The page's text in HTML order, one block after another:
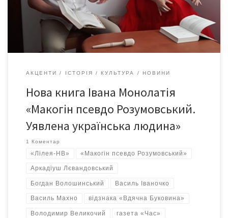
Мазепа, Павло Полуботок і Кирило Розумовський ніколи б не
здогадалися, як можна використати їхні прізвища у
міжнародній […]
АКЦЕНТИ ІСТОРІЯ КУЛЬТУРА НОВИНИ
Нова книга Івана Монолатія
«Макогін псевдо Розумовський.
Уявлена українська людина»
1 Коментар
«Лілея-НВ» «Макогін псевдо Розумовський»
Аркадіуш Лєвандовський
Богдан Волошинський Василь Іваночко
Василь Махно відзнака «Вдячна Буковина»
Володимир Великочий газета «Час»